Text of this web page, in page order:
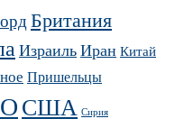
Британия
ИзраильИран Китай
Пришельцы
США Сирия